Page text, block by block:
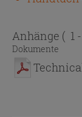
Anhänge ( 1
Dokumente